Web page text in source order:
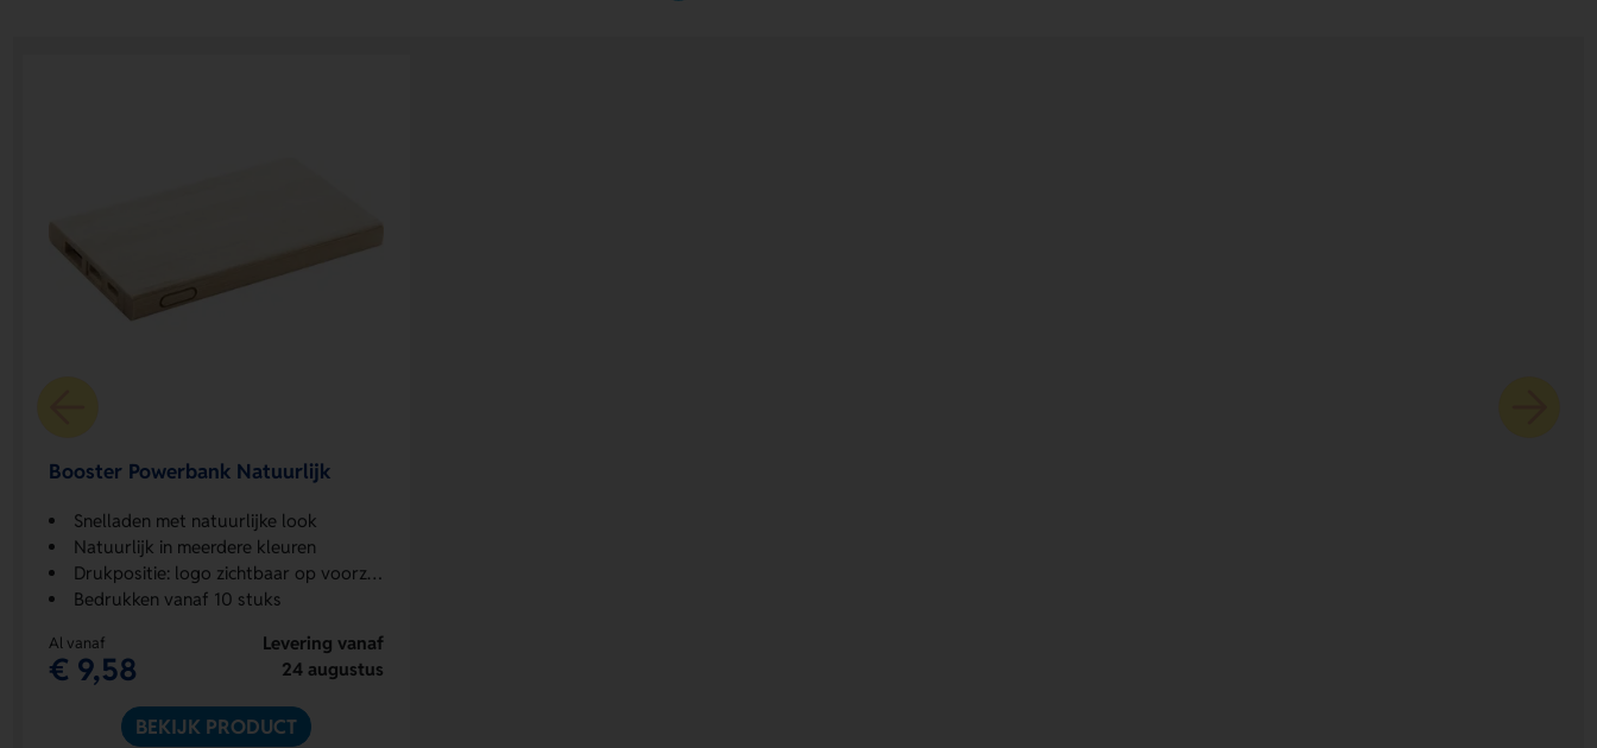
Booster Powerbank Natuurlijk
Snelladen met natuurlijke look
Natuurlijk in meerdere kleuren
Drukpositie: logo zichtbaar op voorzijde
Bedrukken vanaf 10 stuks
Al vanaf
€ 9,58
Levering vanaf
24 augustus
BEKIJK PRODUCT